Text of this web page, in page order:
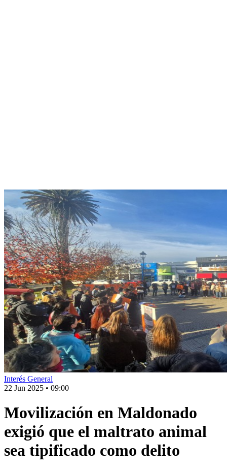
Interés General
22 Jun 2025 • 09:00
Movilización en Maldonado
exigió que el maltrato animal
sea tipificado como delito